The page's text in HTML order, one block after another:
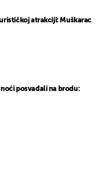
atrakciji: Muškarac
posvađali na brodu: